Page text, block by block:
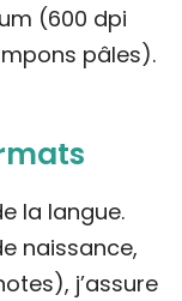
(600 dpi
pâles).
la langue.
naissance,
j’assure